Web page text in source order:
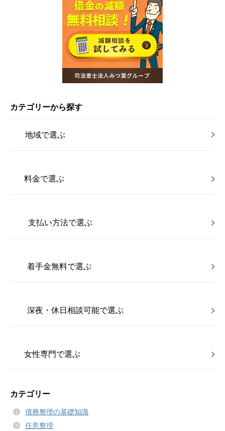
カテゴリーから探す
地域で選ぶ
料金で選ぶ
支払い方法で選ぶ
着手金無料で選ぶ
深夜・休日相談可能で選ぶ
女性専門で選ぶ
カテゴリー
債務整理の基礎知識
任意整理